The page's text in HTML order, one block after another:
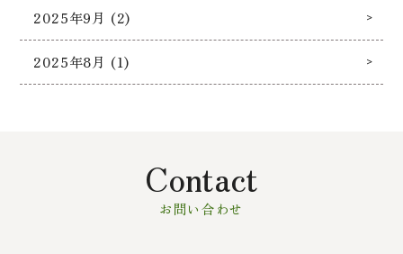
2025年9月 (2)
2025年8月 (1)
Contact
お問い合わせ